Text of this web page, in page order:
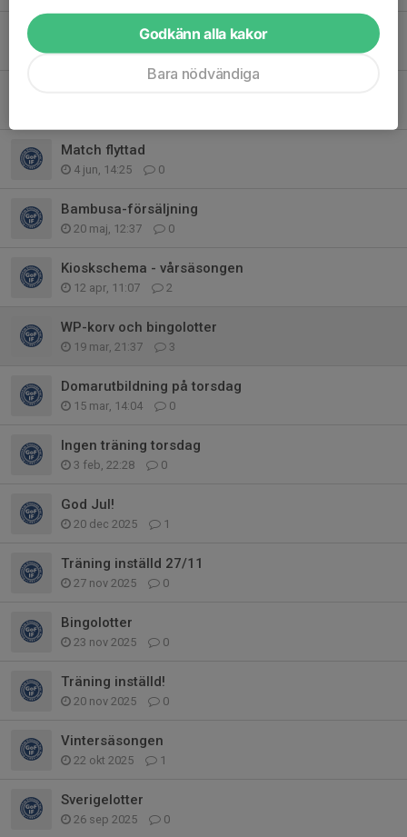
15 jun, 08:47 0
Match flyttad
4 jun, 14:25 0
Bambusa-försäljning
20 maj, 12:37 0
Kioskschema - vårsäsongen
12 apr, 11:07 2
WP-korv och bingolotter
19 mar, 21:37 3
Domarutbildning på torsdag
15 mar, 14:04 0
Ingen träning torsdag
3 feb, 22:28 0
God Jul!
20 dec 2025 1
Träning inställd 27/11
27 nov 2025 0
Bingolotter
23 nov 2025 0
Träning inställd!
20 nov 2025 0
Vintersäsongen
22 okt 2025 1
Sverigelotter
26 sep 2025 0
Godkänn alla kakor
Bara nödvändiga